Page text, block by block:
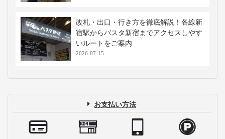
改札・出口・行き方を徹底解説！各線新
宿駅からバスタ新宿までアクセスしやす
いルートをご案内
2026-07-15
お支払い方法